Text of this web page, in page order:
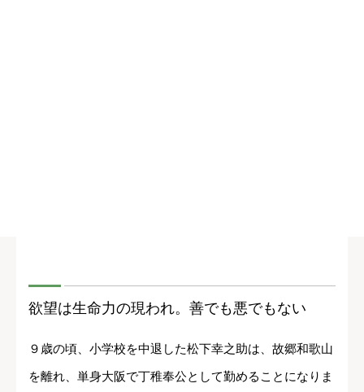
欲望は生命力の現われ。善でも悪でもない
９歳の頃、小学校を中退した松下幸之助は、故郷和歌山
を離れ、単身大阪で丁稚奉公として勤めることになりま